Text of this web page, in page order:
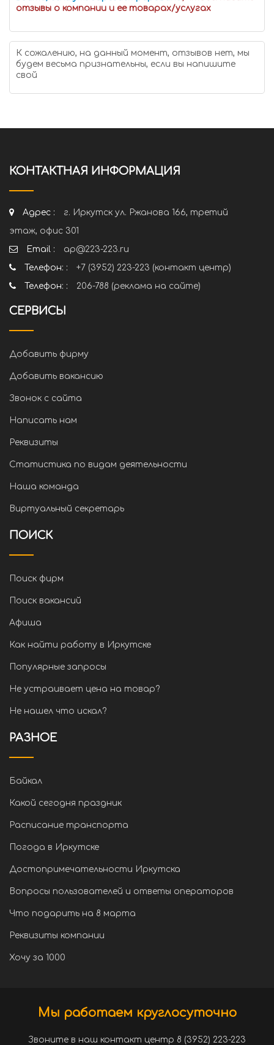
отзывы о компании и ее товарах/услугах
К сожалению, на данный момент, отзывов нет, мы
будем весьма признательны, если вы напишите
свой
КОНТАКТНАЯ ИНФОРМАЦИЯ
Адрес :
г. Иркутск ул. Ржанова 166, третий
этаж, офис 301
Email :
ap@223-223.ru
Телефон: :
+7 (3952) 223-223 (контакт центр)
Телефон: :
206-788 (реклама на сайте)
СЕРВИСЫ
Добавить фирму
Добавить вакансию
Звонок с сайта
Написать нам
Реквизиты
Статистика по видам деятельности
Наша команда
Виртуальный секретарь
ПОИСК
Поиск фирм
Поиск вакансий
Афиша
Как найти работу в Иркутске
Популярные запросы
Не устраивает цена на товар?
Не нашел что искал?
РАЗНОЕ
Байкал
Какой сегодня праздник
Расписание транспорта
Погода в Иркутске
Достопримечательности Иркутска
Вопросы пользователей и ответы операторов
Что подарить на 8 марта
Реквизиты компании
Хочу за 1000
Мы работаем круглосуточно
Звоните в наш контакт центр 8 (3952) 223-223